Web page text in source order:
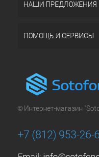
НАШИ ПРЕДЛОЖЕНИЯ
ПОМОЩЬ И СЕРВИСЫ
© Интернет-магазин
+7 (812) 953-26-